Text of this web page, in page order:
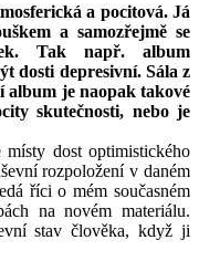
a pocitová. Já
a samozřejmě se
Tak např. album
dosti depresivní. Sála z
album je naopak takové
skutečnosti, nebo je
dost optimistického
rozpoložení v daném
říci o mém současném
na novém materiálu.
stav člověka, když ji